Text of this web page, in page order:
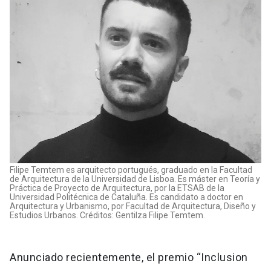
Filipe Temtem es arquitecto portugués, graduado en la Facultad
de Arquitectura de la Universidad de Lisboa. Es máster en Teoría y
Práctica de Proyecto de Arquitectura, por la ETSAB de la
Universidad Politécnica de Cataluña. Es candidato a doctor en
Arquitectura y Urbanismo, por Facultad de Arquitectura, Diseño y
Estudios Urbanos. Créditos: Gentilza Filipe Temtem.
Anunciado recientemente, el premio “Inclusion